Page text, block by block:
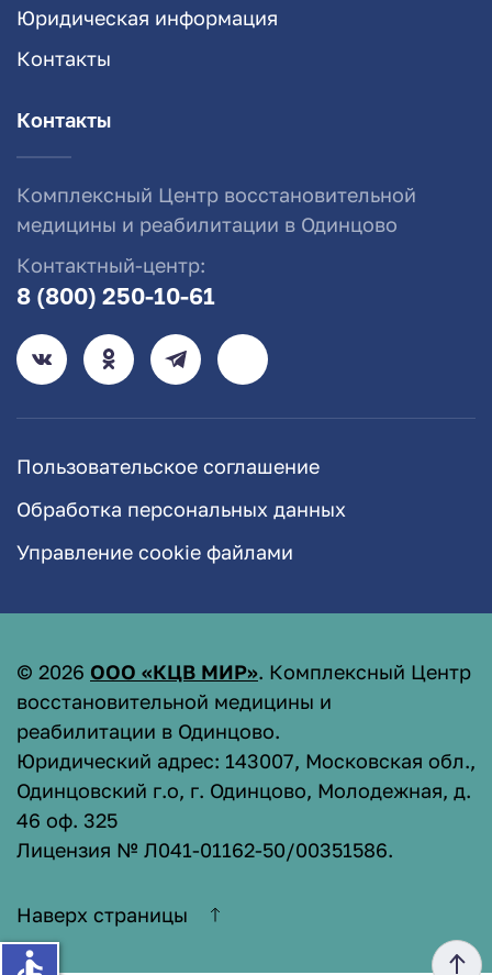
Юридическая информация
Контакты
Контакты
Комплексный Центр восстановительной
медицины и реабилитации в Одинцово
Контактный-центр:
8 (800) 250-10-61
Пользовательское соглашение
Обработка персональных данных
Управление cookie файлами
© 2026 ООО «КЦВ МИР». Комплексный Центр
восстановительной медицины и
реабилитации в Одинцово.
Юридический адрес: 143007, Московская обл.,
Одинцовский г.о, г. Одинцово, Молодежная, д.
46 оф. 325
Лицензия № Л041-01162-50/00351586.
Наверх страницы